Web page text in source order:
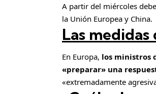
A partir del miércoles
la Unión Europea y China.
Las
En Europa, los ministros
«preparar» una
«extremadamente